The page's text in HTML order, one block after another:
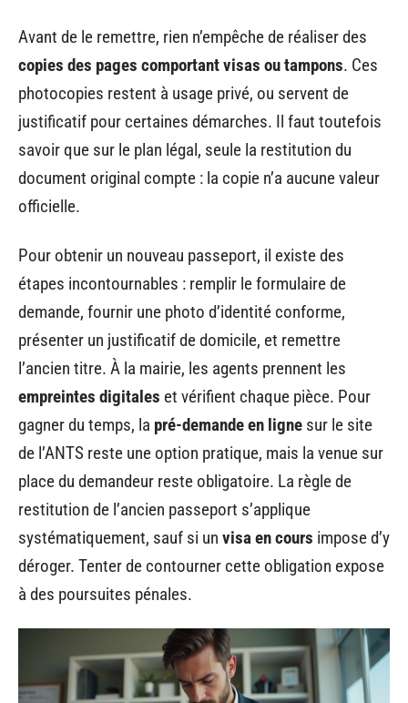
Avant de le remettre, rien n’empêche de réaliser des
copies des pages comportant visas ou tampons. Ces
photocopies restent à usage privé, ou servent de
justificatif pour certaines démarches. Il faut toutefois
savoir que sur le plan légal, seule la restitution du
document original compte : la copie n’a aucune valeur
officielle.
Pour obtenir un nouveau passeport, il existe des
étapes incontournables : remplir le formulaire de
demande, fournir une photo d’identité conforme,
présenter un justificatif de domicile, et remettre
l’ancien titre. À la mairie, les agents prennent les
empreintes digitales et vérifient chaque pièce. Pour
gagner du temps, la pré-demande en ligne sur le site
de l’ANTS reste une option pratique, mais la venue sur
place du demandeur reste obligatoire. La règle de
restitution de l’ancien passeport s’applique
systématiquement, sauf si un visa en cours impose d’y
déroger. Tenter de contourner cette obligation expose
à des poursuites pénales.